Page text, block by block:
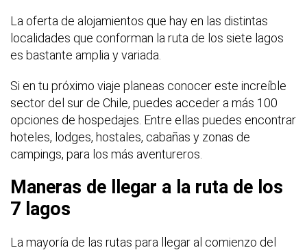
La oferta de alojamientos que hay en las distintas
localidades que conforman la ruta de los siete lagos
es bastante amplia y variada.
Si en tu próximo viaje planeas conocer este increíble
sector del sur de Chile, puedes acceder a más 100
opciones de hospedajes. Entre ellas puedes encontrar
hoteles, lodges, hostales, cabañas y zonas de
campings, para los más aventureros.
Maneras de llegar a la ruta de los
7 lagos
La mayoría de las rutas para llegar al comienzo del